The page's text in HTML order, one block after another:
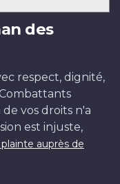
des
respect, dignité,
vos droits n'a
est injuste,
auprès de